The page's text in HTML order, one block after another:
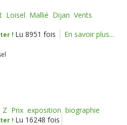
Loisel Mallié Dijan Vents
! Lu 8951 fois
En savoir plus...
Z Prix exposition biographie
! Lu 16248 fois